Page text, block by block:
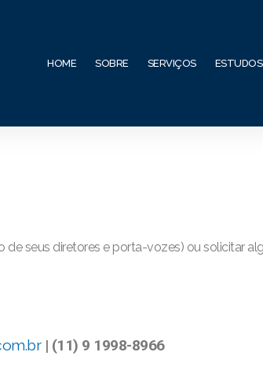
HOME SOBRE SERVIÇOS ESTUDOS
de seus diretores e porta-vozes) ou solicitar
| (11) 9 1998-8966